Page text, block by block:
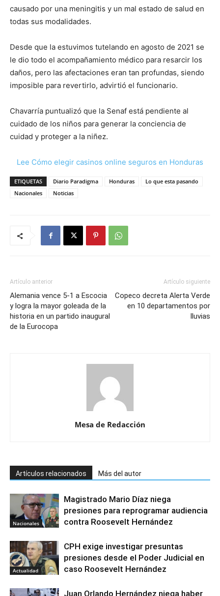
causado por una meningitis y un mal estado de salud en
todas sus modalidades.
Desde que la estuvimos tutelando en agosto de 2021 se
le dio todo el acompañamiento médico para resarcir los
daños, pero las afectaciones eran tan profundas, siendo
imposible para revertirlo, advirtió el funcionario.
Chavarría puntualizó que la Senaf está pendiente al
cuidado de los niños para generar la conciencia de
cuidad y proteger a la niñez.
Lee Cómo elegir casinos online seguros en Honduras
ETIQUETAS Diario Paradigma Honduras
Lo que esta pasando
Nacionales
Noticias
Artículo anterior
Alemania vence 5-1 a Escocia
y logra la mayor goleada de la
historia en un partido inaugural
de la Eurocopa
Artículo siguiente
Copeco decreta Alerta Verde
en 10 departamentos por
lluvias
Mesa de Redacción
Artículos relacionados Más del autor
Nacionales
Magistrado Mario Díaz niega
presiones para reprogramar audiencia
contra Roosevelt Hernández
Actualidad
CPH exige investigar presuntas
presiones desde el Poder Judicial en
caso Roosevelt Hernández
Juan Orlando Hernández niega haber